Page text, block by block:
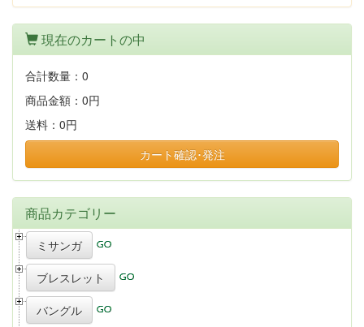
現在のカートの中
合計数量： 0
商品金額： 0円
送料： 0円
カート確認･発注
商品カテゴリー
ミサンガ
ブレスレット
バングル